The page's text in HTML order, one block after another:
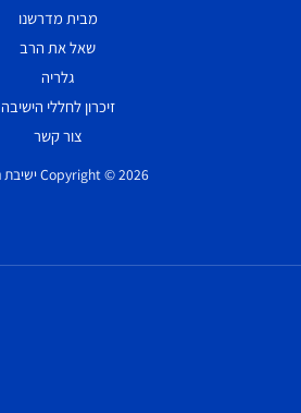
מבית מדרשנו
שאל את הרב
גלריה
זיכרון לחללי הישיבה
צור קשר
Copyright © 2026 ישיבת הכותל